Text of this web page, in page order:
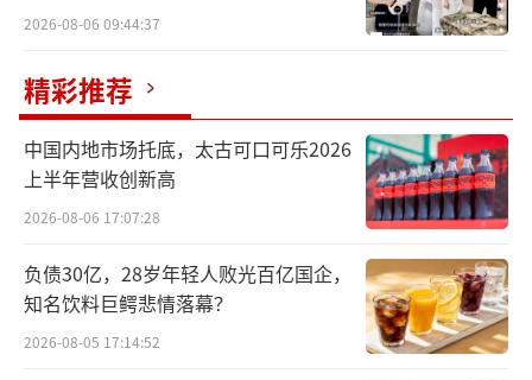
这场始于2024年的医药大型收购交易进入
实质性阶段。
交易完成后，上海医药将合计持有上海和
黄药业60%股权，成为其实控人，对其实施并
表。
本次收购是上海医药加码中药的重要一
步，上海和黄药业在全国尤其是县域等下沉市
场具有较强的销售推广能力，未来有望赋能上
2026-08-06 09:44:37
精彩推荐
中国内地市场托底，太古可口可乐2026
上半年营收创新高
2026-08-06 17:07:28
负债30亿，28岁年轻人败光百亿国企，
知名饮料巨鳄悲情落幕？
2026-08-05 17:14:52